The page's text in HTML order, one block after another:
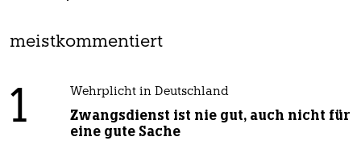
meistkommentiert
1 Wehrplicht in Deutschland
Zwangsdienst ist nie gut, auch nicht für
eine gute Sache